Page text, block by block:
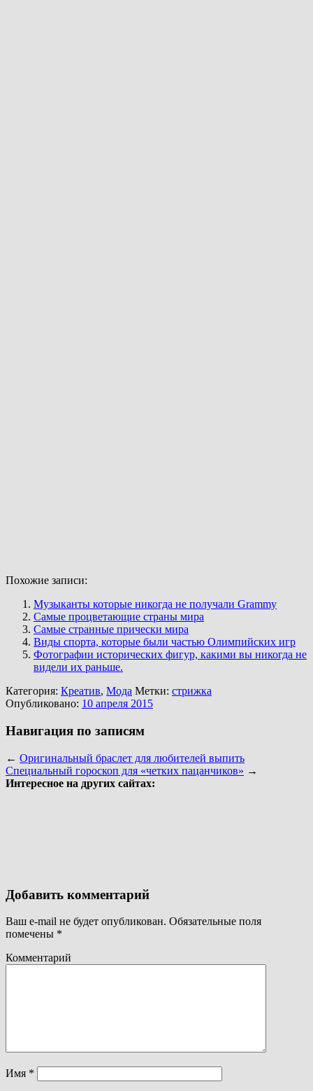
Похожие записи:
Музыканты которые никогда не получали Grammy
Самые процветающие страны мира
Самые странные прически мира
Виды спорта, которые были частью Олимпийских игр
Фотографии исторических фигур, какими вы никогда не
видели их раньше.
Категория: Креатив, Мода Метки: стрижка
Опубликовано: 10 апреля 2015
Навигация по записям
← Оригинальный браслет для любителей выпить
Специальный гороскоп для «четких пацанчиков» →
Интересное на других сайтах:
Добавить комментарий
Ваш e-mail не будет опубликован. Обязательные поля
помечены *
Комментарий
Имя *